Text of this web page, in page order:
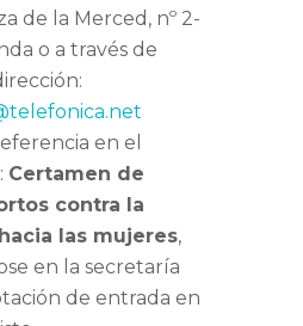
de la Merced, nº 2-
o a través de
en el
Certamen de
contra la
las mujeres,
en la secretaría
de entrada en